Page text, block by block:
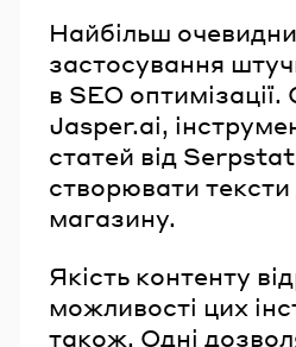
Найбільш
застосування
в SEO
Jasper.ai,
статей від
створювати тексти
магазину.
Якість контенту
можливості цих
також. Одні